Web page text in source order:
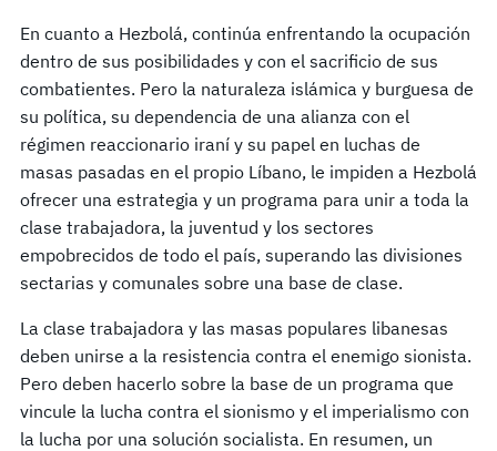
En cuanto a Hezbolá, continúa enfrentando la ocupación
dentro de sus posibilidades y con el sacrificio de sus
combatientes. Pero la naturaleza islámica y burguesa de
su política, su dependencia de una alianza con el
régimen reaccionario iraní y su papel en luchas de
masas pasadas en el propio Líbano, le impiden a Hezbolá
ofrecer una estrategia y un programa para unir a toda la
clase trabajadora, la juventud y los sectores
empobrecidos de todo el país, superando las divisiones
sectarias y comunales sobre una base de clase.
La clase trabajadora y las masas populares libanesas
deben unirse a la resistencia contra el enemigo sionista.
Pero deben hacerlo sobre la base de un programa que
vincule la lucha contra el sionismo y el imperialismo con
la lucha por una solución socialista. En resumen, un